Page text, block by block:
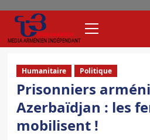
MEDIA ARMÉNIEN INDÉPENDANT
principal
Humanitaire Politique
Prisonniers
Azerbaïdjan : les
mobilisent !